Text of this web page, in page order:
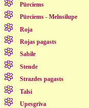
Pūrciems
Pūrciems - Melnsilupe
Roja
Rojas pagasts
Sabile
Stende
Strazdes pagasts
Talsi
Upesgrīva